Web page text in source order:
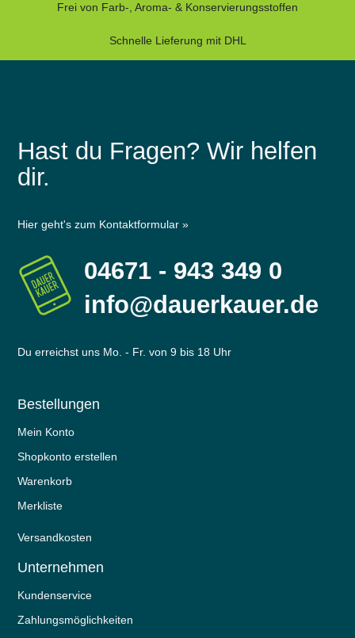
Frei von Farb-, Aroma- & Konservierungsstoffen
Schnelle Lieferung mit DHL
Hast du Fragen? Wir helfen
dir.
Hier geht's zum Kontaktformular »
04671 - 943 349 0
info@dauerkauer.de
Du erreichst uns Mo. - Fr. von 9 bis 18 Uhr
Bestellungen
Mein Konto
Shopkonto erstellen
Warenkorb
Merkliste
Versandkosten
Unternehmen
Kundenservice
Zahlungsmöglichkeiten